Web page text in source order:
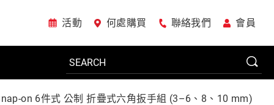
活動 何處購買 聯絡我們 會員
on 6件式 公制 折疊式六角扳手組 (3–6、8、10 mm)